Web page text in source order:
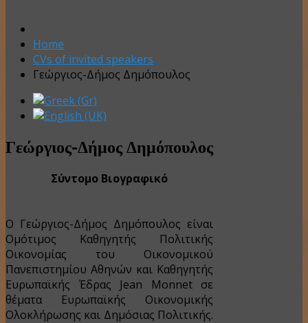
Home
CVs of invited speakers
Γεώργιος-Δήμος Δημόπουλος
Γεώργιος-Δήμος Δημόπουλος
Σύντομο Βιογραφικό
O Γεώργιος-Δήμος Δημόπουλος είναι
Ομότιμος Καθηγητής Πολιτικής
Οικονομίας του Οικονομικού
Πανεπιστημίου Αθηνών και Καθηγητής
Ευρωπαϊκής Έδρας Jean Monnet σε
θέματα Ευρωπαϊκής Οικονομικής
Ολοκλήρωσης και Δημόσιας Πολιτικής.